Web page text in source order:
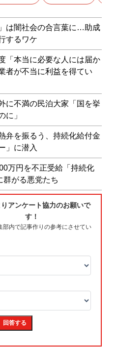
は闇社会の合言葉に…助成
するワケ
「本当に必要な人には届か
者が不当に利益を得てい
に不満の民泊大家「国を挙
に」
弁を振るう、持続化給付金
」に潜入
万円を不正受給「持続化
群がる悪党たち